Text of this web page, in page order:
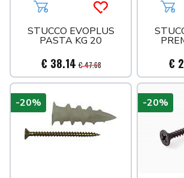
Aggiungi al carrelloAcquista più tardi
STUCCO EVOPLUS
PASTA KG 20
€ 38.14 € 47.68 €
-20% -20%